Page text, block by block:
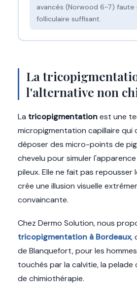
avancés (Norwood 6-7) faute
folliculaire suffisant.
La
l'alternative non
La tricopigmentationest une
micropigmentation capillaire qui
déposer des micro-points de
chevelu pour simuler
pileux. Elle ne fait pas repousser
crée une illusion visuelle
convaincante.
Chez Dermo Solution, nous
tricopigmentation à Bordeaux,
de Blanquefort, pour les
touchés par la calvitie, la pelade
de chimiothérapie.